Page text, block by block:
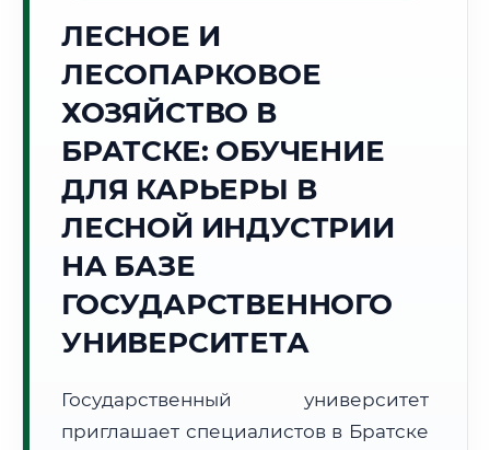
Г. БРАТСК
Точное местное время:
02:29:19
Воскресенье, 9 Августа
+17°C, Переменная облачность
🌅 Восход: 05:32
Световой день:15 ч. 33 мин.
Субъект:
Иркутская область
Тел. код:
+7 (3953)
ЛЕСНОЕ И
ЛЕСОПАРКОВОЕ
ХОЗЯЙСТВО В
БРАТСКЕ: ОБУЧЕНИЕ
ДЛЯ КАРЬЕРЫ В
ЛЕСНОЙ ИНДУСТРИИ
НА БАЗЕ
ГОСУДАРСТВЕННОГО
УНИВЕРСИТЕТА
Государственный университет
приглашает специалистов в Братске